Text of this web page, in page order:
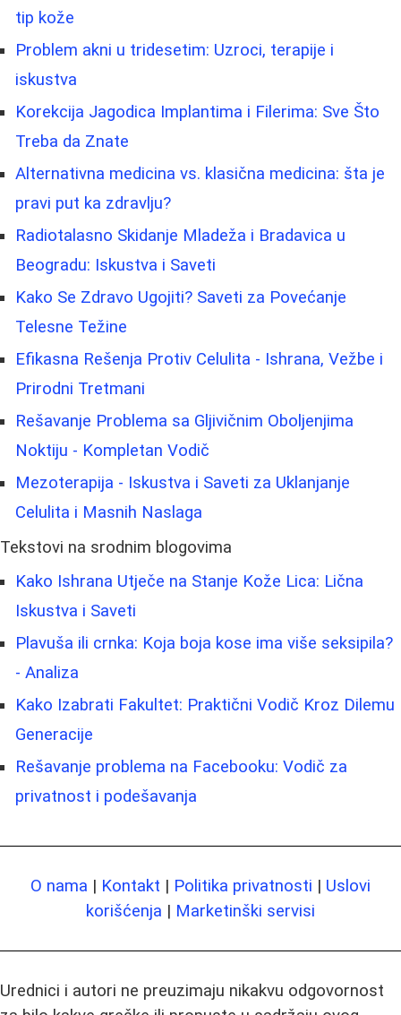
tip kože
Problem akni u tridesetim: Uzroci, terapije i
iskustva
Korekcija Jagodica Implantima i Filerima: Sve Što
Treba da Znate
Alternativna medicina vs. klasična medicina: šta je
pravi put ka zdravlju?
Radiotalasno Skidanje Mladeža i Bradavica u
Beogradu: Iskustva i Saveti
Kako Se Zdravo Ugojiti? Saveti za Povećanje
Telesne Težine
Efikasna Rešenja Protiv Celulita - Ishrana, Vežbe i
Prirodni Tretmani
Rešavanje Problema sa Gljivičnim Oboljenjima
Noktiju - Kompletan Vodič
Mezoterapija - Iskustva i Saveti za Uklanjanje
Celulita i Masnih Naslaga
Tekstovi na srodnim blogovima
Kako Ishrana Utječe na Stanje Kože Lica: Lična
Iskustva i Saveti
Plavuša ili crnka: Koja boja kose ima više seksipila?
- Analiza
Kako Izabrati Fakultet: Praktični Vodič Kroz Dilemu
Generacije
Rešavanje problema na Facebooku: Vodič za
privatnost i podešavanja
O nama | Kontakt | Politika privatnosti | Uslovi
korišćenja | Marketinški servisi
Urednici i autori ne preuzimaju nikakvu odgovornost